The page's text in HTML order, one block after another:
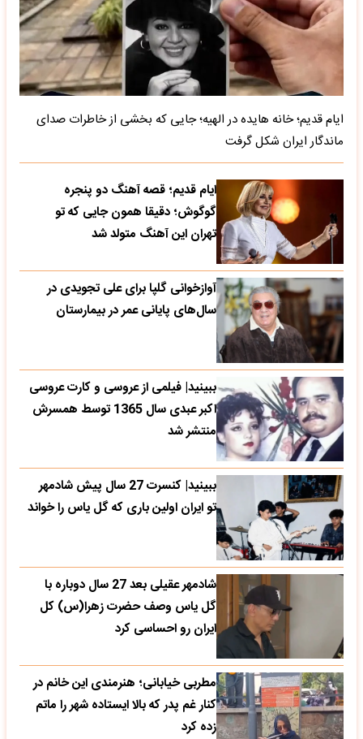
ایام قدیم؛ خانه هایده در الهیه؛ جایی که بخشی از خاطرات صدای
ماندگار ایران شکل گرفت
ایام قدیم؛ قصه آهنگ دو پنجره
گوگوش؛ دقیقا همون جایی که تو
تهران این آهنگ متولد شد
آوازخوانی گلپا برای علی تجویدی در
سال‌های پایانی عمر در بیمارستان
ببینید| فیلمی از عروسی و کارت عروسی
اکبر عبدی سال 1365 توسط همسرش
منتشر شد
ببینید| کنسرت 27 سال پیش شادمهر
تو ایران اولین باری که گل یاس را خواند
شادمهر عقیلی بعد 27 سال دوباره با
گل یاس وصف حضرت زهرا(س) کل
ایران رو احساسی کرد
مطربی خیابانی؛ هنرمندی این خانم در
کنار غم پدر که بالا ایستاده شهر را ماتم
زده کرد